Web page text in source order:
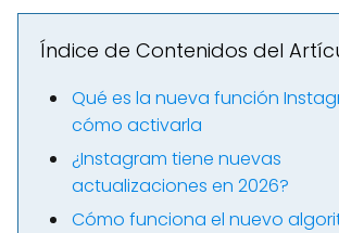
Índice de Contenidos del
Qué es la nueva función
cómo activarla
¿Instagram tiene nuevas
actualizaciones en 2026?
Cómo funciona el nuevo